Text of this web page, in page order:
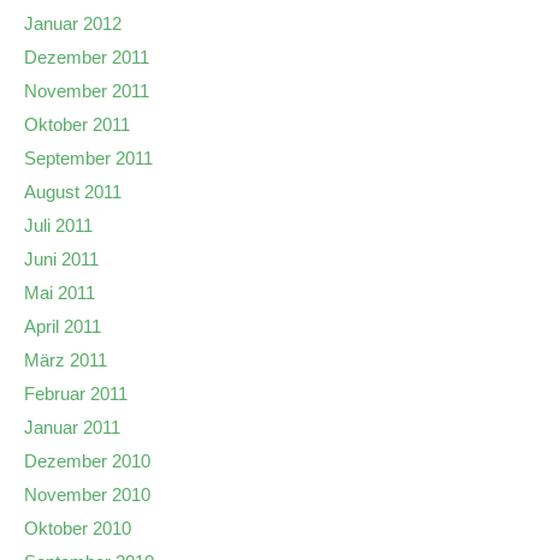
Januar 2012
Dezember 2011
November 2011
Oktober 2011
September 2011
August 2011
Juli 2011
Juni 2011
Mai 2011
April 2011
März 2011
Februar 2011
Januar 2011
Dezember 2010
November 2010
Oktober 2010